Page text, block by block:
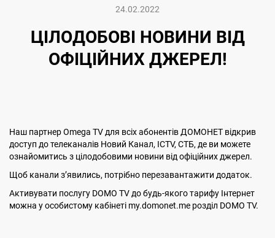
24.02.2022
ЦІЛОДОБОВІ НОВИНИ ВІД
ОФІЦІЙНИХ ДЖЕРЕЛ!
Наш партнер Omega TV для всіх абонентів ДОМОНЕТ відкрив
доступ до телеканалів Новий Канал, ICTV, СТБ, де ви можете
ознайомитись з цілодобовими новини від офіційних джерел.
Щоб канали з’явились, потрібно перезавантажити додаток.
Активувати послугу DOMO TV до будь-якого тарифу Інтернет
можна у особистому кабінеті my.domonet.me розділ DOMO TV.